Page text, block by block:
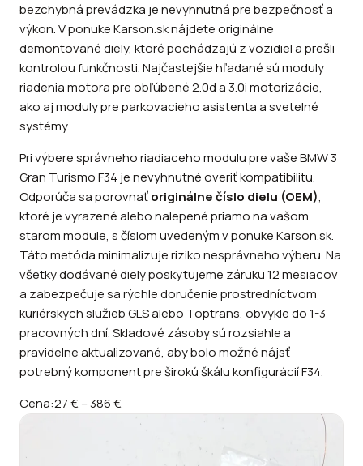
bezchybná prevádzka je nevyhnutná pre bezpečnosť a
výkon. V ponuke Karson.sk nájdete originálne
demontované diely, ktoré pochádzajú z vozidiel a prešli
kontrolou funkčnosti. Najčastejšie hľadané sú moduly
riadenia motora pre obľúbené 2.0d a 3.0i motorizácie,
ako aj moduly pre parkovacieho asistenta a svetelné
systémy.
Pri výbere správneho riadiaceho modulu pre vaše BMW 3
Gran Turismo F34 je nevyhnutné overiť kompatibilitu.
Odporúča sa porovnaťoriginálne číslo dielu (OEM),
ktoré je vyrazené alebo nalepené priamo na vašom
starom module, s číslom uvedeným v ponuke Karson.sk.
Táto metóda minimalizuje riziko nesprávneho výberu. Na
všetky dodávané diely poskytujeme záruku 12 mesiacov
a zabezpečuje sa rýchle doručenie prostredníctvom
kuriérskych služieb GLS alebo Toptrans, obvykle do 1-3
pracovných dní. Skladové zásoby sú rozsiahle a
pravidelne aktualizované, aby bolo možné nájsť
potrebný komponent pre širokú škálu konfigurácií F34.
Cena:27 €–386 €